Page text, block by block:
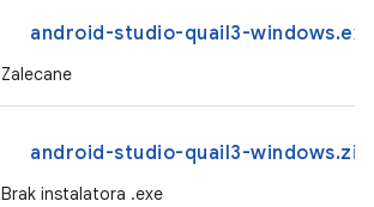
android-studio-quail3-
Zalecane
android-studio-quail3-windows.zip
Brak instalatora .exe